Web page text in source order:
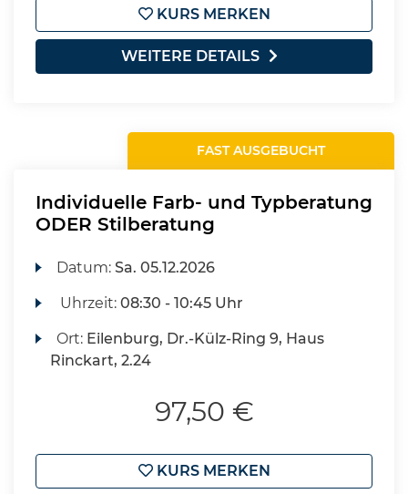
KURS MERKEN
WEITERE DETAILS
FAST AUSGEBUCHT
Individuelle Farb- und Typberatung
ODER Stilberatung
Datum:Sa. 05.12.2026
Uhrzeit:08:30 - 10:45 Uhr
Ort: Eilenburg, Dr.-Külz-Ring 9, Haus
Rinckart, 2.24
97,50 €
KURS MERKEN